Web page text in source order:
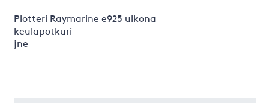
Plotteri Raymarine e925 ulkona
keulapotkuri
jne